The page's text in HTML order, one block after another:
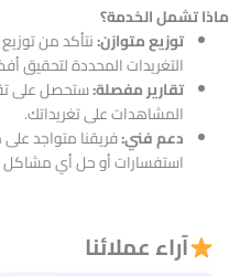
ماذا تشمل الخدمة؟
توزيع متوازن:نتأكد من
التغريدات المحددة لتحقيق
تقارير مفصلة:ستحصل على
المشاهدات على تغريداتك.
دعم فني:فريقنا متواجد
استفسارات أو حل أي
آراء عملائنا